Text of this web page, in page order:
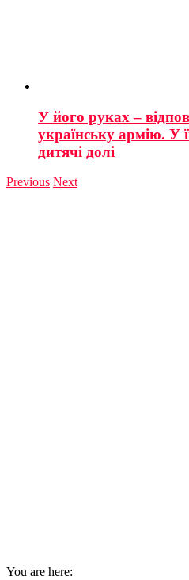
У його руках –
українську армію. У
дитячі долі
Previous Next
You are here: